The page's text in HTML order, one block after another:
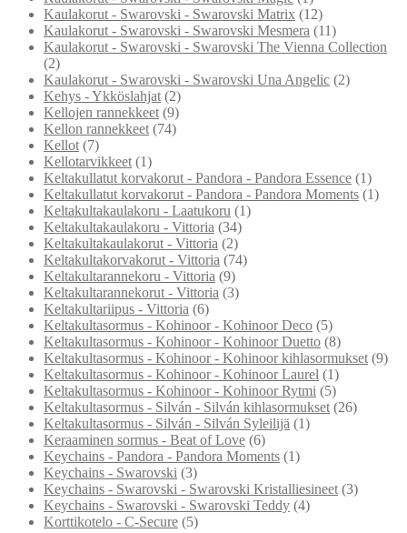
Kaulakorut - Swarovski - Swarovski Matrix (12)
Kaulakorut - Swarovski - Swarovski Mesmera (11)
Kaulakorut - Swarovski - Swarovski The Vienna Collection
(2)
Kaulakorut - Swarovski - Swarovski Una Angelic (2)
Kehys - Ykköslahjat (2)
Kellojen rannekkeet (9)
Kellon rannekkeet (74)
Kellot (7)
Kellotarvikkeet (1)
Keltakullatut korvakorut - Pandora - Pandora Essence (1)
Keltakullatut korvakorut - Pandora - Pandora Moments (1)
Keltakultakaulakoru - Laatukoru (1)
Keltakultakaulakoru - Vittoria (34)
Keltakultakaulakorut - Vittoria (2)
Keltakultakorvakorut - Vittoria (74)
Keltakultarannekoru - Vittoria (9)
Keltakultarannekorut - Vittoria (3)
Keltakultariipus - Vittoria (6)
Keltakultasormus - Kohinoor - Kohinoor Deco (5)
Keltakultasormus - Kohinoor - Kohinoor Duetto (8)
Keltakultasormus - Kohinoor - Kohinoor kihlasormukset (9)
Keltakultasormus - Kohinoor - Kohinoor Laurel (1)
Keltakultasormus - Kohinoor - Kohinoor Rytmi (5)
Keltakultasormus - Silván - Silván kihlasormukset (26)
Keltakultasormus - Silván - Silván Syleilijä (1)
Keraaminen sormus - Beat of Love (6)
Keychains - Pandora - Pandora Moments (1)
Keychains - Swarovski (3)
Keychains - Swarovski - Swarovski Kristalliesineet (3)
Keychains - Swarovski - Swarovski Teddy (4)
Korttikotelo - C-Secure (5)